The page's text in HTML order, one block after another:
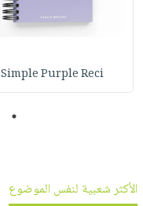
Simple Purple Reci
1
الأكثر شعبية لنفس الموضوع